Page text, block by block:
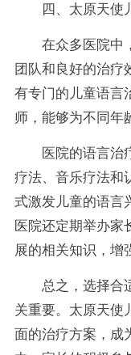
四、太原天使
在众多医院中
团队和良好的治疗
有专门的儿童语言
师，能够为不同年
医院的语言治
疗法、音乐疗法和
式激发儿童的语言
医院还定期举办家
展的相关知识，增
总之，选择合
关重要。太原天使
面的治疗方案，成